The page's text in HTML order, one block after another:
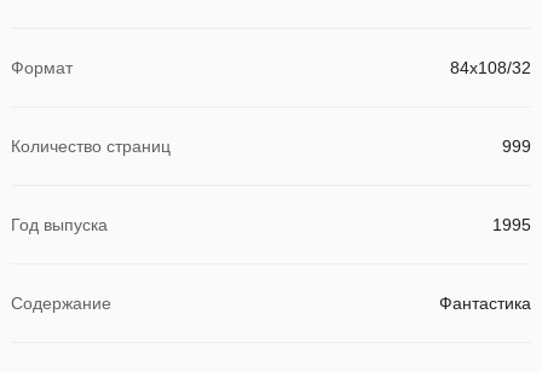
Формат 84x108/32
Количество страниц 999
Год выпуска 1995
Содержание Фантастика